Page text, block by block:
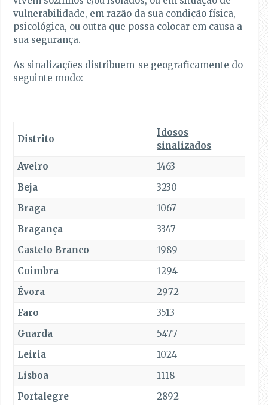
vulnerabilidade, em razão da sua condição física,
psicológica, ou outra que possa colocar em causa a
sua segurança.
As sinalizações distribuem-se geograficamente do
seguinte modo:
Distrito
Idosos
sinalizados
Aveiro
1463
Beja
3230
Braga
1067
Bragança
3347
Castelo Branco
1989
Coimbra
1294
Évora
2972
Faro
3513
Guarda
5477
Leiria
1024
Lisboa
1118
Portalegre
2892